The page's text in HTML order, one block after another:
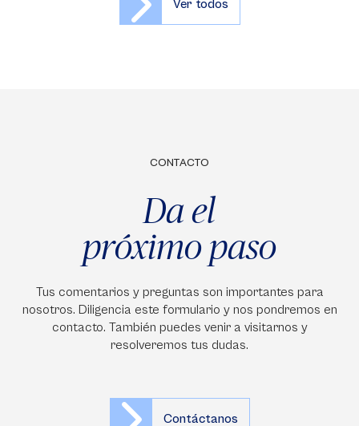
Ver todos
CONTACTO
Da el
próximo paso
Tus comentarios y preguntas son importantes para
nosotros. Diligencia este formulario y nos pondremos en
contacto. También puedes venir a visitarnos y
resolveremos tus dudas.
Contáctanos